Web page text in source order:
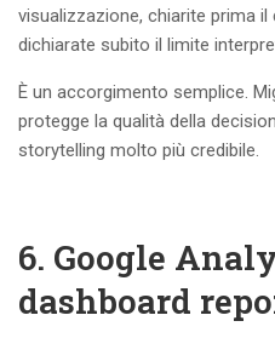
visualizzazione, chiarite prima
dichiarate subito il limite
È un accorgimento semplice.
protegge la qualità della
storytelling molto più credibile.
6. Google
dashboard